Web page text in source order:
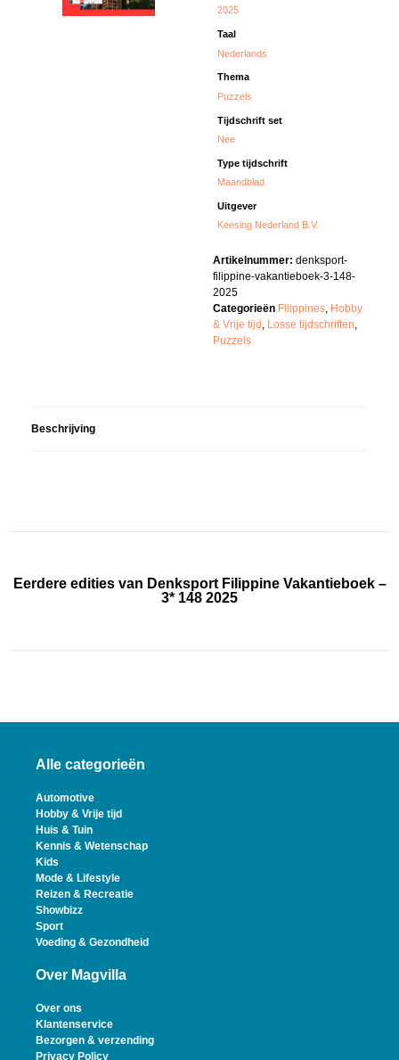
2025
Taal
Nederlands
Thema
Puzzels
Tijdschrift set
Nee
Type tijdschrift
Maandblad
Uitgever
Keesing Nederland B.V.
Artikelnummer: denksport-
filippine-vakantieboek-3-148-
2025
Categorieën Filippines Hobby
& Vrije tijd Losse tijdschriften
Puzzels
Beschrijving
Eerdere edities van Denksport Filippine Vakantieboek –
3* 148 2025
Alle categorieën
Automotive
Hobby & Vrije tijd
Huis & Tuin
Kennis & Wetenschap
Kids
Mode & Lifestyle
Reizen & Recreatie
Showbizz
Sport
Voeding & Gezondheid
Over Magvilla
Over ons
Klantenservice
Bezorgen & verzending
Privacy Policy